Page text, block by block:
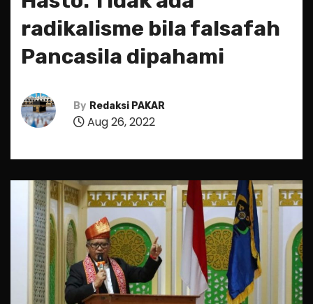
radikalisme bila falsafah
Pancasila dipahami
By Redaksi PAKAR
Aug 26, 2022